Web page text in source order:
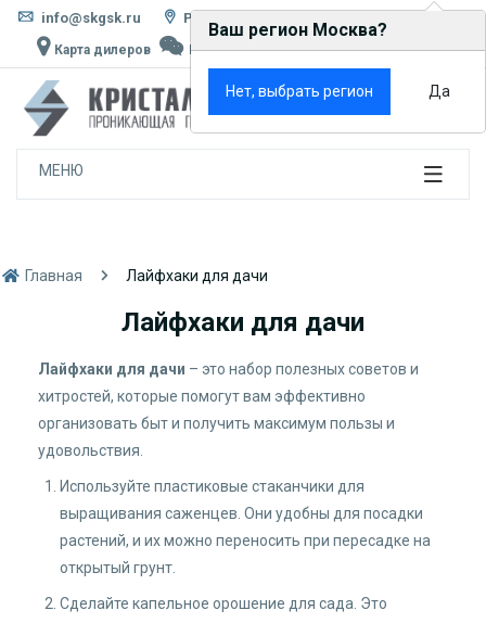
info@skgsk.ru Россия, г. Москва, ул. Кетчерская, д. 13
Карта дилеров Написать в MAX Rutube VK
0
МЕНЮ
Главная Лайфхаки для дачи
Лайфхаки для дачи
Лайфхаки для дачи – это набор полезных советов и
хитростей, которые помогут вам эффективно
организовать быт и получить максимум пользы и
удовольствия.
Используйте пластиковые стаканчики для
выращивания саженцев. Они удобны для посадки
растений, и их можно переносить при пересадке на
открытый грунт.
Сделайте капельное орошение для сада. Это
Ваш регион Москва?
Нет, выбрать регион Да